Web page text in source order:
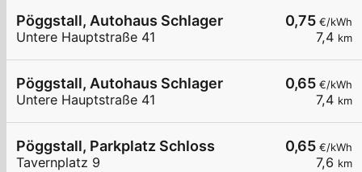
0,75 €/kWh
7,4 km
Pöggstall, Autohaus Schlager
Untere Hauptstraße 41
0,65 €/kWh
7,4 km
Pöggstall, Autohaus Schlager
Untere Hauptstraße 41
0,65 €/kWh
7,6 km
Pöggstall, Parkplatz Schloss
Tavernplatz 9